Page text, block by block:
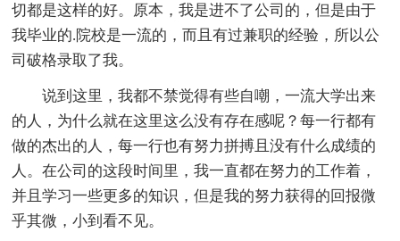
切都是这样的好。原本，我是进不了公司的，但是由于
我毕业的.院校是一流的，而且有过兼职的经验，所以公
司破格录取了我。
说到这里，我都不禁觉得有些自嘲，一流大学出来
的人，为什么就在这里这么没有存在感呢？每一行都有
做的杰出的人，每一行也有努力拼搏且没有什么成绩的
人。在公司的这段时间里，我一直都在努力的工作着，
并且学习一些更多的知识，但是我的努力获得的回报微
乎其微，小到看不见。